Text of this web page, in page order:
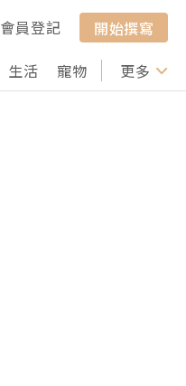
會員登記
開始撰寫
生活 寵物 行山 打卡
更多